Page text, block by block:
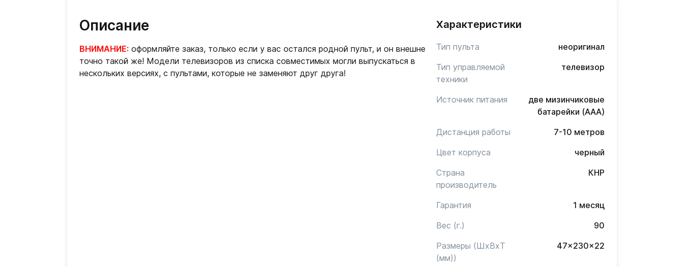
Описание
ВНИМАНИЕ: оформляйте заказ, только если у вас остался родной пульт, и он внешне
точно такой же! Модели телевизоров из списка совместимых могли выпускаться в
нескольких версиях, с пультами, которые не заменяют друг друга!
Характеристики
Тип пульта
неоригинал
Тип управляемой
техники
телевизор
Источник питания
две мизинчиковые
батарейки (AAA)
Дистанция работы
7-10 метров
Цвет корпуса
черный
Страна
производитель
КНР
Гарантия
1 месяц
Вес (г.)
90
Размеры (ШxВxТ
(мм))
47x230x22